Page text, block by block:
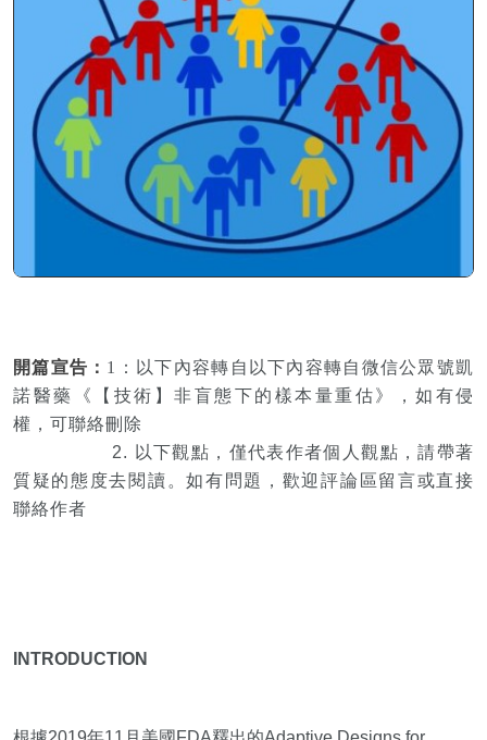
開篇宣告： 1：以下內容轉自以下內容轉自微信公眾號凱
諾醫藥《【技術】非盲態下的樣本量重估》，如有侵
權，可聯絡刪除
2. 以下觀點，僅代表作者個人觀點，請帶著
質疑的態度去閱讀。如有問題，歡迎評論區留言或直接
聯絡作者
INTRODUCTION